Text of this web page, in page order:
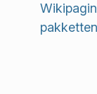
pakketten